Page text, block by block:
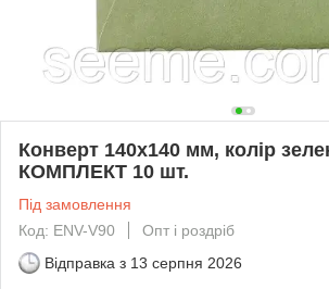
Конверт 140x140 мм, колір
КОМПЛЕКТ 10 шт.
Під замовлення
Код: ENV-V90
Опт і роздріб
Відправка з 13 серпня 2026